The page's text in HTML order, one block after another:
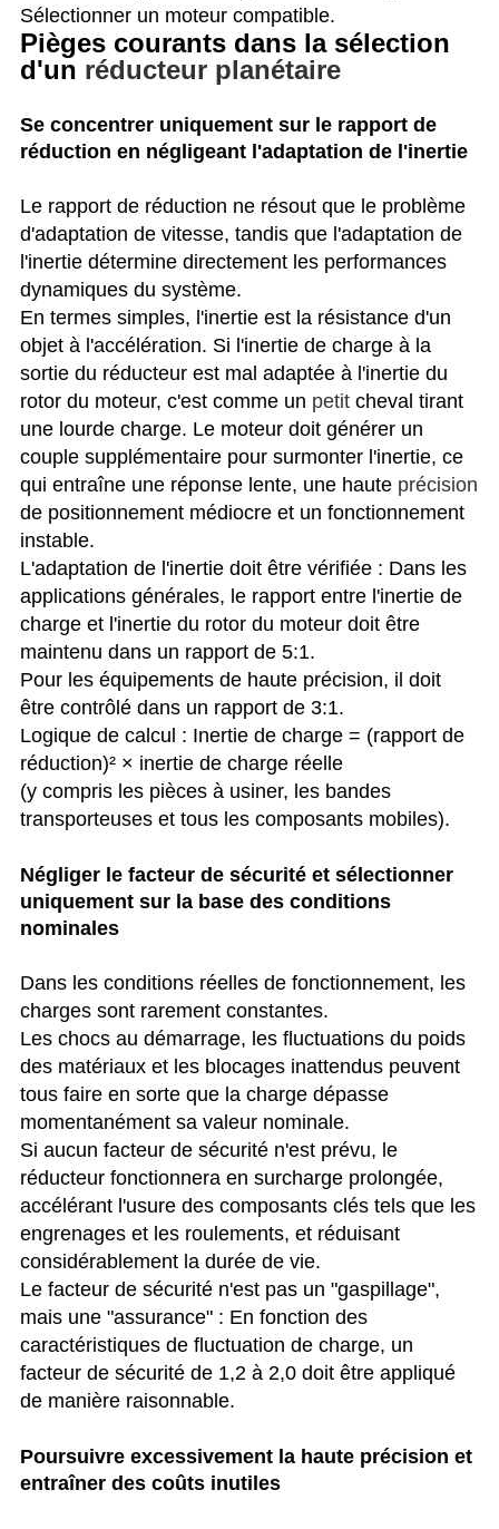
Sélectionner un moteur compatible.
Pièges courants dans la sélection
d'un réducteur planétaire
Se concentrer uniquement sur le rapport de
réduction en négligeant l'adaptation de l'inertie
Le rapport de réduction ne résout que le problème
d'adaptation de vitesse, tandis que l'adaptation de
l'inertie détermine directement les performances
dynamiques du système.
En termes simples, l'inertie est la résistance d'un
objet à l'accélération. Si l'inertie de charge à la
sortie du réducteur est mal adaptée à l'inertie du
rotor du moteur, c'est comme un petitcheval tirant
une lourde charge. Le moteur doit générer un
couple supplémentaire pour surmonter l'inertie, ce
qui entraîne une réponse lente, une haute précision
de positionnement médiocre et un fonctionnement
instable.
L'adaptation de l'inertie doit être vérifiée : Dans les
applications générales, le rapport entre l'inertie de
charge et l'inertie du rotor du moteur doit être
maintenu dans un rapport de 5:1.
Pour les équipements de haute précision, il doit
être contrôlé dans un rapport de 3:1.
Logique de calcul : Inertie de charge = (rapport de
réduction)² × inertie de charge réelle
(y compris les pièces à usiner, les bandes
transporteuses et tous les composants mobiles).
Négliger le facteur de sécurité et sélectionner
uniquement sur la base des conditions
nominales
Dans les conditions réelles de fonctionnement, les
charges sont rarement constantes.
Les chocs au démarrage, les fluctuations du poids
des matériaux et les blocages inattendus peuvent
tous faire en sorte que la charge dépasse
momentanément sa valeur nominale.
Si aucun facteur de sécurité n'est prévu, le
réducteur fonctionnera en surcharge prolongée,
accélérant l'usure des composants clés tels que les
engrenages et les roulements, et réduisant
considérablement la durée de vie.
Le facteur de sécurité n'est pas un "gaspillage",
mais une "assurance" : En fonction des
caractéristiques de fluctuation de charge, un
facteur de sécurité de 1,2 à 2,0 doit être appliqué
de manière raisonnable.
Poursuivre excessivement la haute précision et
entraîner des coûts inutiles